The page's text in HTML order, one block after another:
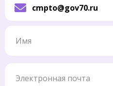
cmpto@gov70.ru